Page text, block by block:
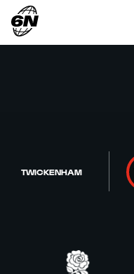
TWICKENHAM